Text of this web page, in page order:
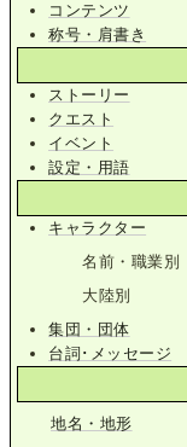
コンテンツ
称号・肩書き
ストーリー
クエスト
イベント
設定・用語
キャラクター
名前・職業別
大陸別
集団・団体
台詞･メッセージ
地名・地形